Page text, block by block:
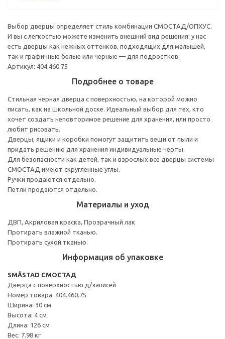
Выбор дверцы определяет стиль комбинации СМОСТАД/ОПХУС.
И вы с легкостью можете изменить внешний вид решения: у нас
есть дверцы как нежных оттенков, подходящих для малышей,
так и графичные белые или черные — для подростков.
Артикул: 404.460.75
Подробнее о товаре
Стильная черная дверца с поверхностью, на которой можно
писать, как на школьной доске. Идеальный выбор для тех, кто
хочет создать неповторимое решение для хранения, или просто
любит рисовать.
Дверцы, ящики и коробки помогут защитить вещи от пыли и
придать решению для хранения индивидуальные черты.
Для безопасности как детей, так и взрослых все дверцы системы
СМОСТАД имеют скругленные углы.
Ручки продаются отдельно.
Петли продаются отдельно.
Материалы и уход
ДВП, Акриловая краска, Прозрачный лак
Протирать влажной тканью.
Протирать сухой тканью.
Информация об упаковке
SMÅSTAD СМОСТАД
Дверца с поверхностью д/записей
Номер товара: 404.460.75
Ширина: 30 см
Высота: 4 см
Длина: 126 см
Вес: 7.98 кг